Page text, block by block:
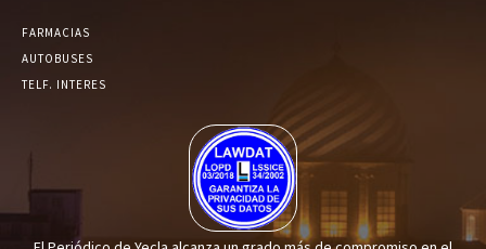
FARMACIAS
AUTOBUSES
TELF. INTERES